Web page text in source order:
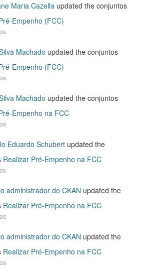
Maria Cazella updated the conjuntos
Empenho (FCC)
Machado updated the conjuntos
Empenho (FCC)
Machado updated the conjuntos
Empenho na FCC
Eduardo Schubert updated the
Realizar Pré-Empenho na FCC
administrador do CKAN updated the
Realizar Pré-Empenho na FCC
administrador do CKAN updated the
Realizar Pré-Empenho na FCC